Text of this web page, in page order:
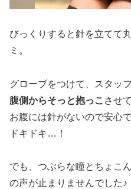
びっくりすると針を立てて
ミ。
グローブをつけて、スタッ
腹側からそっと抱っこ させ
お腹には針がないので安心
ドキドキ…！
でも、つぶらな瞳とちょこ
の声が止まりませんでした♪